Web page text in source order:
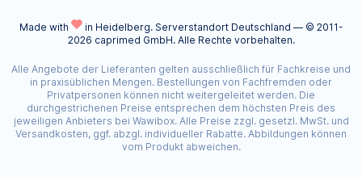
Made with in Heidelberg. Serverstandort Deutschland — © 2011-
2026 caprimed GmbH. Alle Rechte vorbehalten.
Alle Angebote der Lieferanten gelten ausschließlich für Fachkreise und
in praxisüblichen Mengen. Bestellungen von Fachfremden oder
Privatpersonen können nicht weitergeleitet werden. Die
durchgestrichenen Preise entsprechen dem höchsten Preis des
jeweiligen Anbieters bei Wawibox. Alle Preise zzgl. gesetzl. MwSt. und
Versandkosten, ggf. abzgl. individueller Rabatte. Abbildungen können
vom Produkt abweichen.